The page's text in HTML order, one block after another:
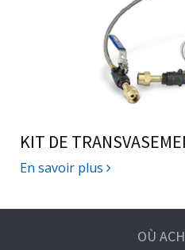
KIT DE
En savoir plus
OÙ